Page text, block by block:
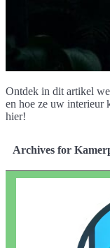
Ontdek in dit artikel
en hoe ze uw interieur
hier!
Archives for